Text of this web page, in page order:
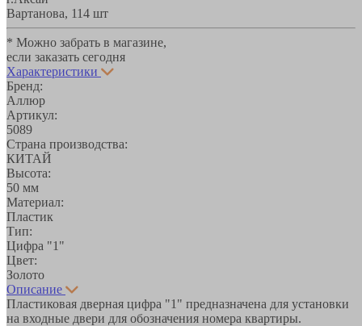
Вартанова, 114 шт
* Можно забрать в магазине,
если заказать сегодня
Характеристики
Бренд:
Аллюр
Артикул:
5089
Страна производства:
КИТАЙ
Высота:
50 мм
Материал:
Пластик
Тип:
Цифра "1"
Цвет:
Золото
Описание
Пластиковая дверная цифра "1" предназначена для установки
на входные двери для обозначения номера квартиры.